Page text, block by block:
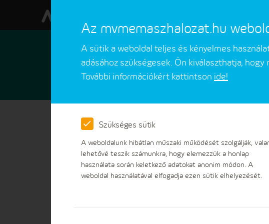
Ügyfeleinknek Ügyintézések
Az MVM
Az mvmemaszhalozat.hu
A sütik a weboldal teljes és kényelmes
adásához szükségesek. Ön kiválaszthatja,
További információkért kattintson ide!
Szükséges sütik
A weboldalunk hibátlan műszaki működését szolgálják,
lehetővé teszik számunkra, hogy elemezzük a honlap
használata során keletkező adatokat anonim módon. A
weboldal használatával elfogadja ezen sütik elhelyezését.